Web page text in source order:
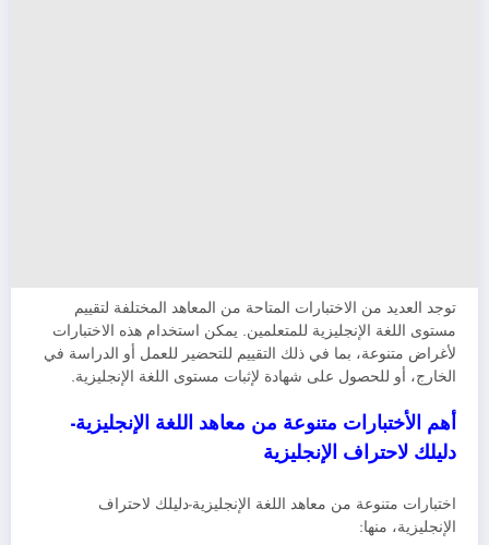
توجد العديد من الاختبارات المتاحة من المعاهد المختلفة لتقييم
مستوى اللغة الإنجليزية للمتعلمين. يمكن استخدام هذه الاختبارات
لأغراض متنوعة، بما في ذلك التقييم للتحضير للعمل أو الدراسة في
الخارج، أو للحصول على شهادة لإثبات مستوى اللغة الإنجليزية.
أهم الأختبارات متنوعة من معاهد اللغة الإنجليزية-
دليلك لاحتراف الإنجليزية
اختبارات متنوعة من معاهد اللغة الإنجليزية-دليلك لاحتراف
الإنجليزية، منها: